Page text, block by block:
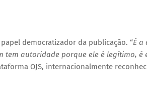
democratizador da publicação. “É a
tem autoridade porque ele é legítimo, é
OJS, internacionalmente